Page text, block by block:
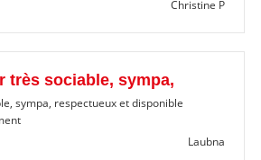
Christine P
très sociable, sympa,
sympa, respectueux et disponible
Laubna